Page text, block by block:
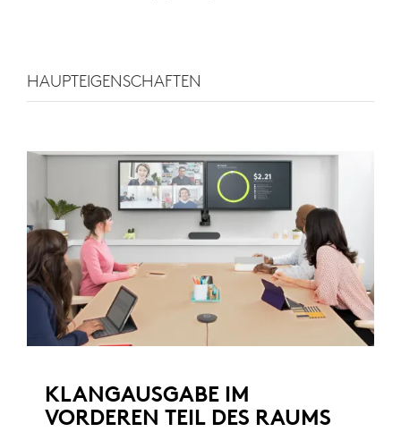
HAUPTEIGENSCHAFTEN
KLANGAUSGABE IM
VORDEREN TEIL DES RAUMS